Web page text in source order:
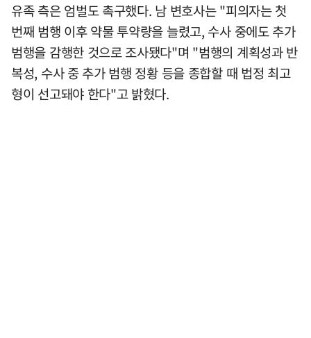
유족 측은 엄벌도 촉구했다. 남 변호사는 "피의자는 첫
번째 범행 이후 약물 투약량을 늘렸고, 수사 중에도 추가
범행을 감행한 것으로 조사됐다"며 "범행의 계획성과 반
복성, 수사 중 추가 범행 정황 등을 종합할 때 법정 최고
형이 선고돼야 한다"고 밝혔다.